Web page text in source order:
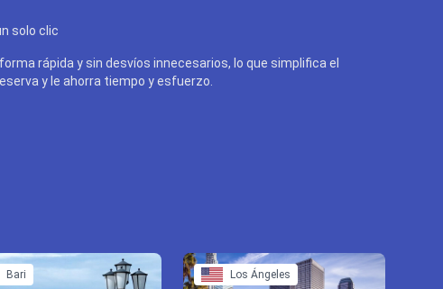
solo clic
rápida y sin desvíos innecesarios, lo que simplifica el
y le ahorra tiempo y esfuerzo.
Bari Los Ángeles